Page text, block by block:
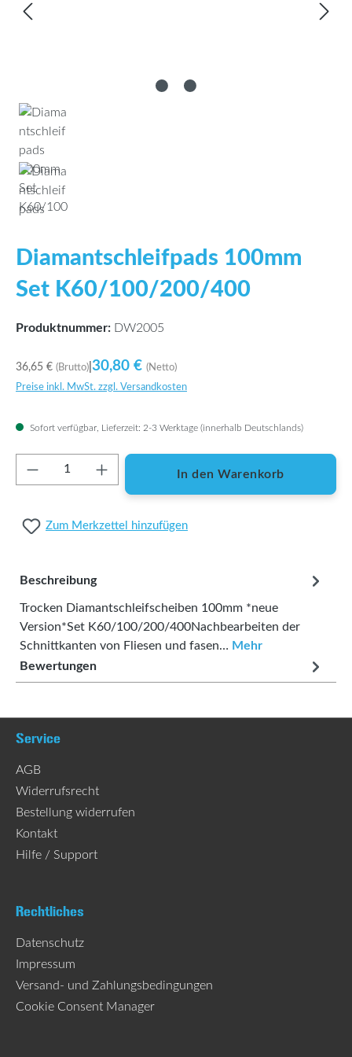
Diamantschleifpads 100mm
Set K60/100/200/400
Produktnummer: DW2005
36,65 € (Brutto) 30,80 € (Netto)
Preise inkl. MwSt. zzgl. Versandkosten
Sofort verfügbar, Lieferzeit: 2-3 Werktage (innerhalb Deutschlands)
Produkt Anzahl: Gib den gewünschten
In den Warenkorb
Zum Merkzettel hinzufügen
Beschreibung
Trocken Diamantschleifscheiben 100mm *neue
Version*Set K60/100/200/400Nachbearbeiten der
Schnittkanten von Fliesen und fasen… Mehr
Bewertungen
Service
AGB
Widerrufsrecht
Bestellung widerrufen
Kontakt
Hilfe / Support
Rechtliches
Datenschutz
Impressum
Versand- und Zahlungsbedingungen
Cookie Consent Manager